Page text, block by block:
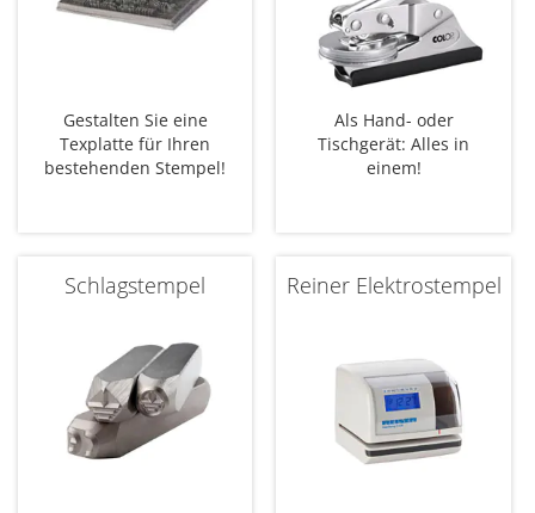
Gestalten Sie eine
Texplatte für Ihren
bestehenden Stempel!
Als Hand- oder
Tischgerät: Alles in
einem!
Schlagstempel Reiner Elektrostempel